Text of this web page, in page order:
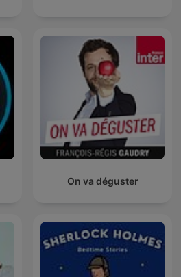
On va déguster